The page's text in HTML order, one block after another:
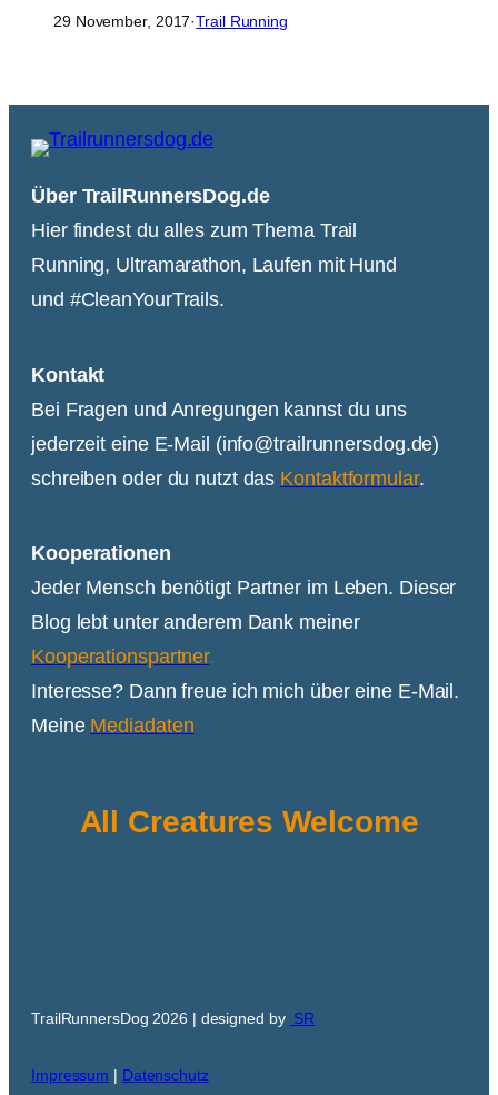
29 November, 2017·Trail Running
Über TrailRunnersDog.de
Hier findest du alles zum Thema Trail
Running, Ultramarathon, Laufen mit Hund
und #CleanYourTrails.
Kontakt
Bei Fragen und Anregungen kannst du uns
jederzeit eine E-Mail (info@trailrunnersdog.de)
schreiben oder du nutzt das Kontaktformular.
Kooperationen
Jeder Mensch benötigt Partner im Leben. Dieser
Blog lebt unter anderem Dank meiner
Kooperationspartner.
Interesse? Dann freue ich mich über eine E-Mail.
Meine Mediadaten
All Creatures Welcome
TrailRunnersDog 2026 | designed by SR
Impressum | Datenschutz